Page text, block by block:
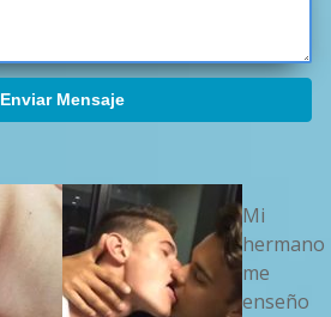
Enviar Mensaje
Mi
hermano
me
enseño